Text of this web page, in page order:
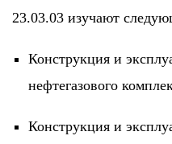
23.03.03 изучают
Конструкция и
нефтегазового
Конструкция и